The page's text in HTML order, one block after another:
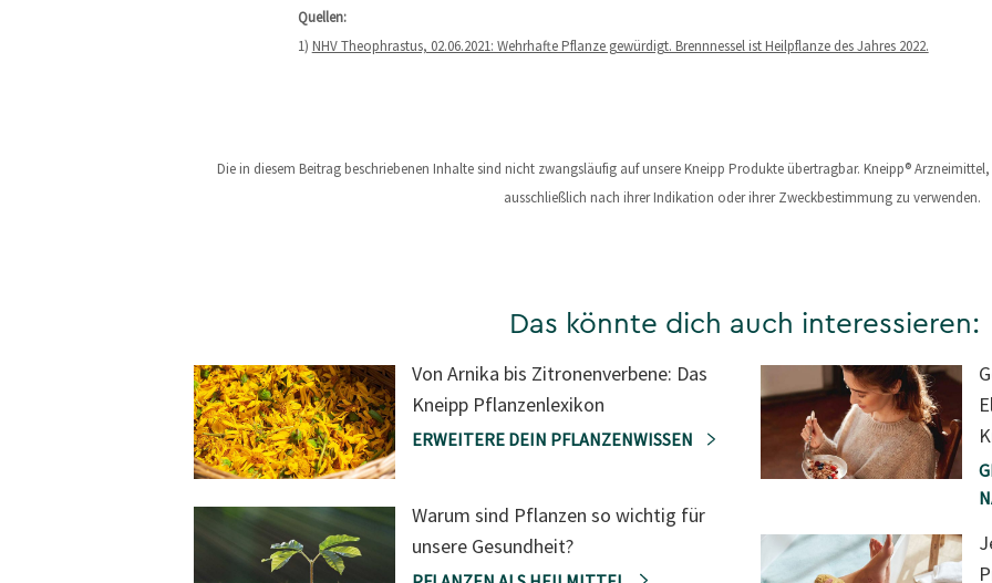
Quellen:
1) NHV Theophrastus, 02.06.2021: Wehrhafte Pflanze gewürdigt. Brennnessel ist Heilpflanze des Jahres 2022.
Die in diesem Beitrag beschriebenen Inhalte sind nicht zwangsläufig auf unsere Kneipp Produkte übertragbar. Kneipp®
ausschließlich nach ihrer Indikation oder ihrer Zweckbestimmung zu verwenden.
Das könnte dich auch interessieren:
Von Arnika bis Zitronenverbene: Das
Kneipp Pflanzenlexikon
ERWEITERE DEIN PFLANZENWISSEN
Warum sind Pflanzen so wichtig für
unsere Gesundheit?